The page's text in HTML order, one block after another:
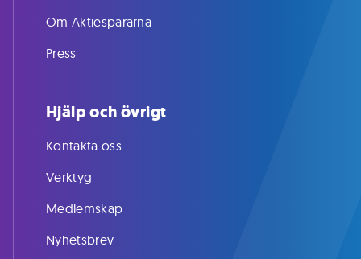
Om Aktiespararna
Press
Hjälp och övrigt
Kontakta oss
Verktyg
Medlemskap
Nyhetsbrev